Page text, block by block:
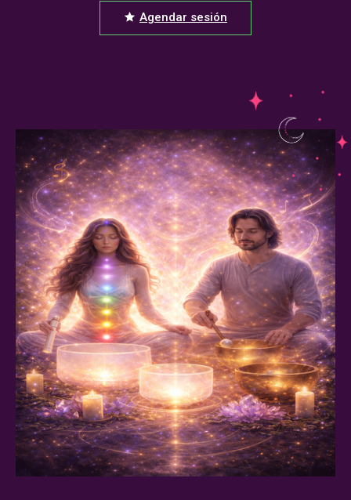
Agendar sesión